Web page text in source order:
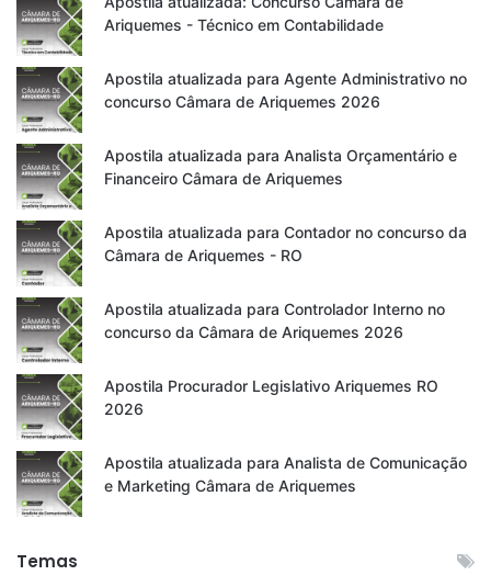
Ariquemes - Técnico em Contabilidade
Apostila atualizada para Agente Administrativo no
concurso Câmara de Ariquemes 2026
Apostila atualizada para Analista Orçamentário e
Financeiro Câmara de Ariquemes
Apostila atualizada para Contador no concurso da
Câmara de Ariquemes - RO
Apostila atualizada para Controlador Interno no
concurso da Câmara de Ariquemes 2026
Apostila Procurador Legislativo Ariquemes RO
2026
Apostila atualizada para Analista de Comunicação
e Marketing Câmara de Ariquemes
Temas